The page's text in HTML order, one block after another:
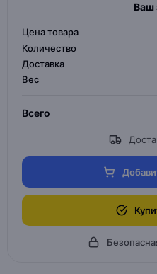
Ваш
Цена товара
Количество
Доставка
Вес
Всего